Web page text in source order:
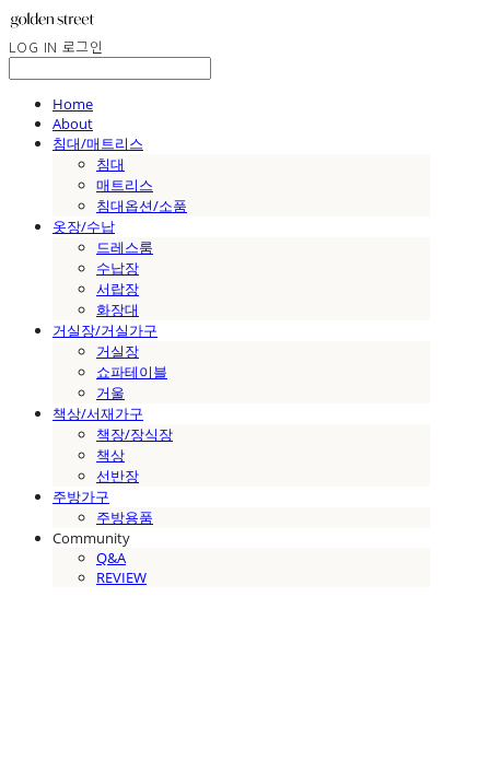
LOG IN 로그인
Home
About
침대/매트리스
침대
매트리스
침대옵션/소품
옷장/수납
드레스룸
수납장
서랍장
화장대
거실장/거실가구
거실장
쇼파테이블
거울
책상/서재가구
책장/장식장
책상
선반장
주방가구
주방용품
Community
Q&A
REVIEW